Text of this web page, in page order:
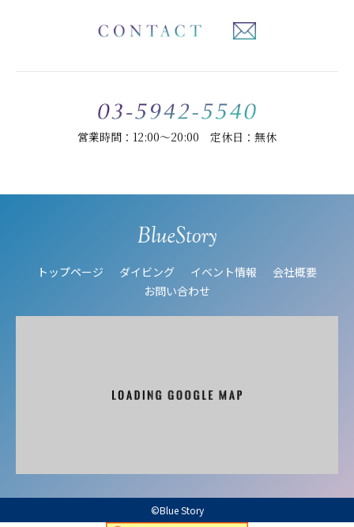
営業時間：12:00～20:00 定休日：無休
トップページ ダイビング イベント情報
会社概要
お問い合わせ
©Blue Story